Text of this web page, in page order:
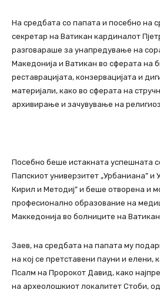
На средбата со папата и посебно на
секретар на Ватикан кардиналот
разговараше за унапредување на
Македонија и Ватикан во сферата на
реставрацијата, конзервацијата и
материјали, како во сферата на
архивирање и зачувување на
Посебно беше истакната успешната
Папскиот универзитет „Урбаниана” и
Кирил и Методиј” и беше отворена и
професионално образование на
Маккедонија во болниците на
Заев, на средбата на папата му
на кој се претставени пауни и елени,
Псалм на Пророкот Давид, како
на археолошкиот локалитет Стоби, од